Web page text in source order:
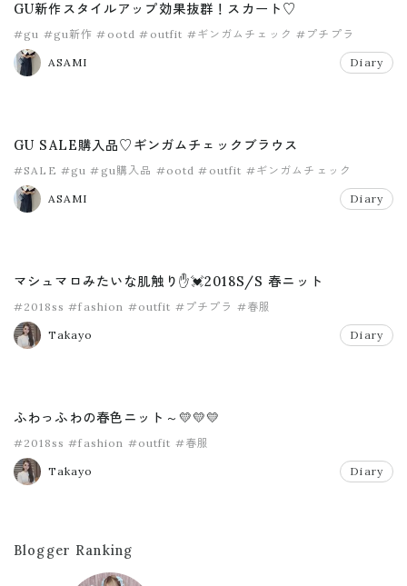
GU新作スタイルアップ効果抜群！スカート♡
#gu #gu新作 #ootd #outfit #ギンガムチェック #プチプラ
ASAMI Diary
GU SALE購入品♡ギンガムチェックブラウス
#SALE #gu #gu購入品 #ootd #outfit #ギンガムチェック
ASAMI Diary
マシュマロみたいな肌触り✋💓2018S/S 春ニット
#2018ss #fashion #outfit #プチプラ #春服
Takayo Diary
ふわっふわの春色ニット～💛💛💛
#2018ss #fashion #outfit #春服
Takayo Diary
Blogger Ranking